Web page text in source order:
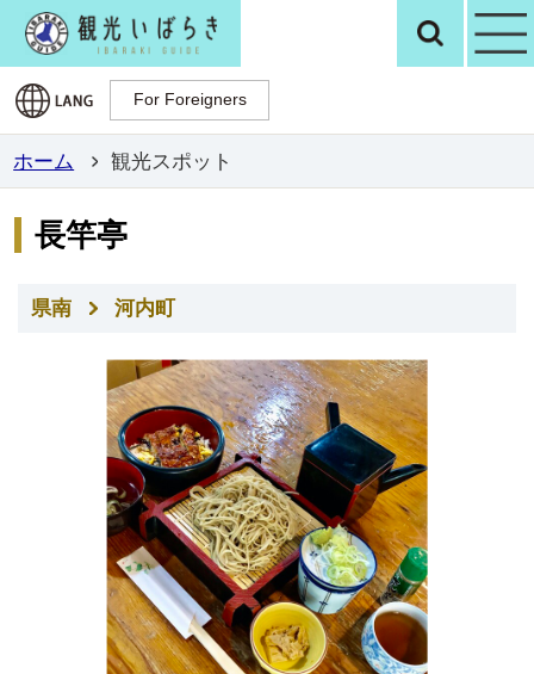
観光いばらき検
For Foreigners
For Foreigners
ホーム 観光スポット
長竿亭
県南 河内町